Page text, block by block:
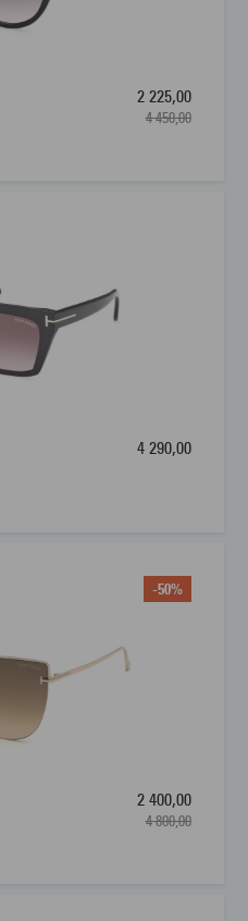
2 225,00
4 450,00
4 290,00
-50%
2 400,00
4 800,00